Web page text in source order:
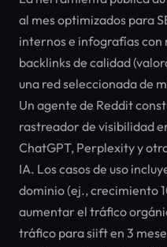
al mes optimizados para
internos e infografías con
backlinks de calidad
una red seleccionada de
Un agente de Reddit
rastreador de visibilidad
ChatGPT, Perplexity y
IA. Los casos de uso
dominio (ej., crecimiento
aumentar el tráfico
tráfico para siift en 3